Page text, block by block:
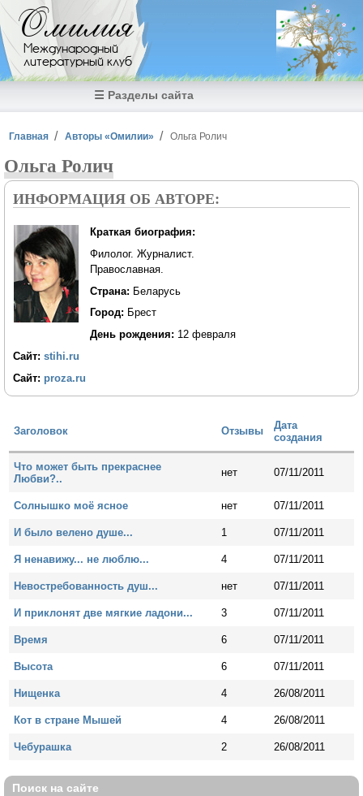
Перейти к основному содержанию
Омилия
Международный
литературный клуб
☰ Разделы сайта
Вы здесь
Главная Авторы «Омилии» Ольга Ролич
Ольга Ролич
ИНФОРМАЦИЯ ОБ АВТОРЕ:
Краткая биография:
Филолог. Журналист.
Православная.
Страна: Беларусь
Город: Брест
День рождения: 12 февраля
Сайт: stihi.ru
Сайт: proza.ru
Заголовок Отзывы
Дата
создания
Что может быть прекраснее
Любви?..
нет 07/11/2011
Солнышко моё ясное нет 07/11/2011
И было велено душе... 1 07/11/2011
Я ненавижу... не люблю... 4 07/11/2011
Невостребованность душ... нет 07/11/2011
И приклонят две мягкие ладони... 3 07/11/2011
Время 6 07/11/2011
Высота 6 07/11/2011
Нищенка 4 26/08/2011
Кот в стране Мышей 4 26/08/2011
Чебурашка 2 26/08/2011
Поиск на сайте